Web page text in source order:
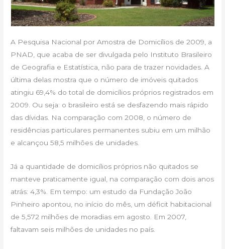
A Pesquisa Nacional por Amostra de Domicílios de 2009, a
PNAD, que acaba de ser divulgada pelo Instituto Brasileiro
de Geografia e Estatística, não para de trazer novidades. A
última delas mostra que o número de imóveis quitados
atingiu 69,4% do total de domicílios próprios registrados em
2009. Ou seja: o brasileiro está se desfazendo mais rápido
das dívidas. Na comparação com 2008, o número de
residências particulares permanentes subiu em um milhão
e alcançou 58,5 milhões de unidades.
Já a quantidade de domicílios próprios não quitados se
manteve praticamente igual, na comparação com dois anos
atrás: 4,3%. Em tempo: um estudo da Fundação João
Pinheiro apontou, no início do mês, um déficit habitacional
de 5,572 milhões de moradias em agosto. Em 2007,
faltavam seis milhões de unidades no país.